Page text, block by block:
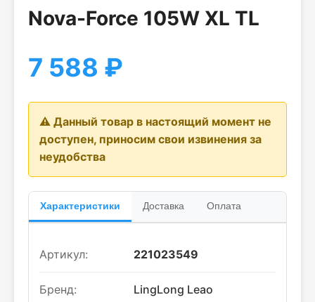
Nova-Force 105W XL TL
7 588 ₽
⚠️ Данный товар в настоящий момент не
доступен, приносим свои извинения за
неудобства
Характеристики Доставка Оплата
Артикул: 221023549
Бренд: LingLong Leao